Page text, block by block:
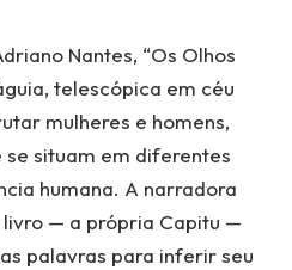
Nantes, “Os Olhos
telescópica em céu
mulheres e homens,
situam em diferentes
humana. A narradora
— a própria Capitu —
palavras para inferir seu